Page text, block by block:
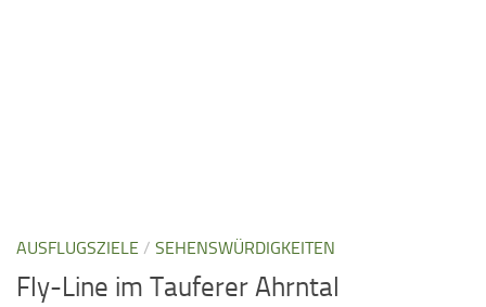
AUSFLUGSZIELE / SEHENSWÜRDIGKEITEN
Fly-Line im Tauferer Ahrntal